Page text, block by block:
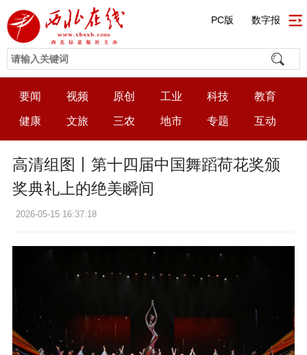
PC版 数字报
要闻 视频 原创 工业 科技 教育
健康 文旅 三农 地市 专题 互动
高清组图丨第十四届中国舞蹈荷花奖颁
奖典礼上的绝美瞬间
2026-05-15 16:37:18